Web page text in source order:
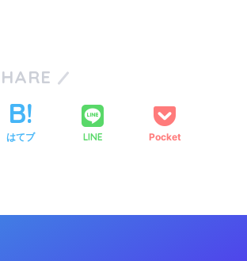
はてブ LINE Pocket